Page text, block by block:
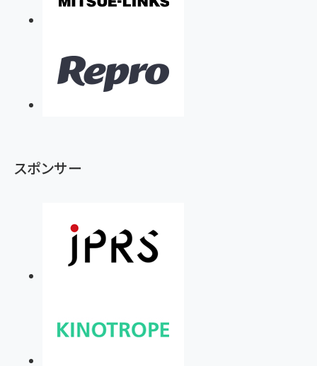
スポンサー